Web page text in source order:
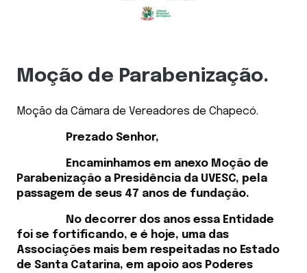
Moção de Parabenização.
Moção da Câmara de Vereadores de Chapecó.
Prezado Senhor,
Encaminhamos em anexo Moção de
Parabenização a Presidência da UVESC, pela
passagem de seus 47 anos de fundação.
No decorrer dos anos essa Entidade
foi se fortificando, e é hoje, uma das
Associações mais bem respeitadas no Estado
de Santa Catarina, em apoio aos Poderes